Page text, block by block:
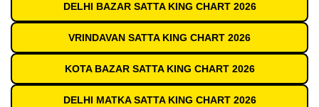
DELHI BAZAR SATTA KING CHART 2026
VRINDAVAN SATTA KING CHART 2026
KOTA BAZAR SATTA KING CHART 2026
DELHI MATKA SATTA KING CHART 2026